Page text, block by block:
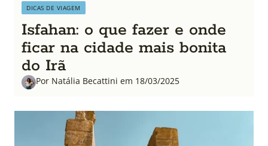
DICAS DE VIAGEM
Isfahan: o que fazer e onde
ficar na cidade mais bonita
do Irã
Por Natália Becattini em 18/03/2025